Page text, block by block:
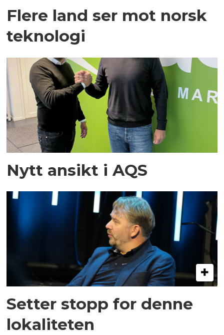
Flere land ser mot norsk
teknologi
Nytt ansikt i AQS
Setter stopp for denne
lokaliteten